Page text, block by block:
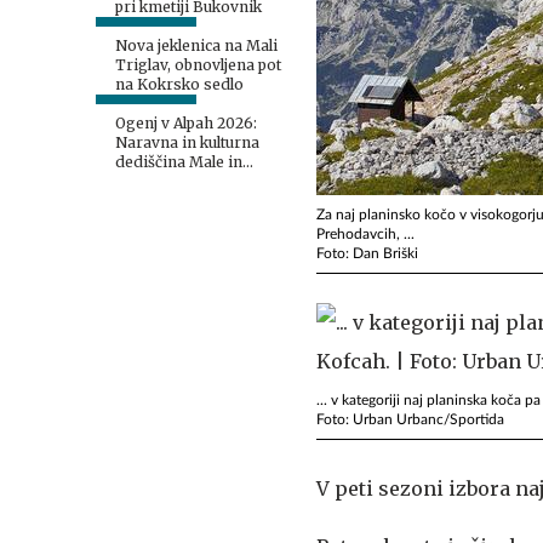
pri kmetiji Bukovnik
Nova jeklenica na Mali
Triglav, obnovljena pot
na Kokrsko sedlo
Ogenj v Alpah 2026:
Naravna in kulturna
dediščina Male in
Za naj planinsko kočo v
Prehodavcih, ...
Foto: Dan Briški
... v kategoriji naj planinska koča
Foto: Urban Urbanc/Sportida
V peti sezoni izbora